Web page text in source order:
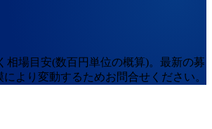
相場目安(数百円単位の概算)。最新の募
より変動するためお問合せください。